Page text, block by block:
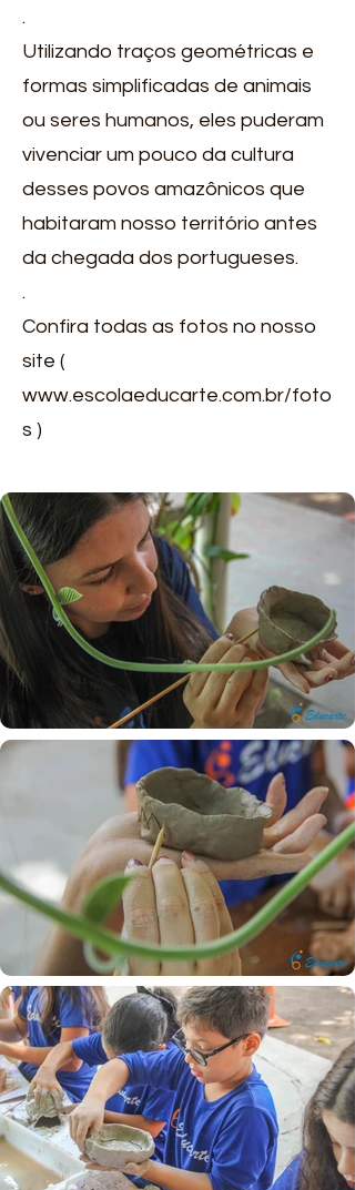
.
Utilizando traços geométricas e
formas simplificadas de animais
ou seres humanos, eles puderam
vivenciar um pouco da cultura
desses povos amazônicos que
habitaram nosso território antes
da chegada dos portugueses.
.
Confira todas as fotos no nosso
site (
www.escolaeducarte.com.br/foto
s )